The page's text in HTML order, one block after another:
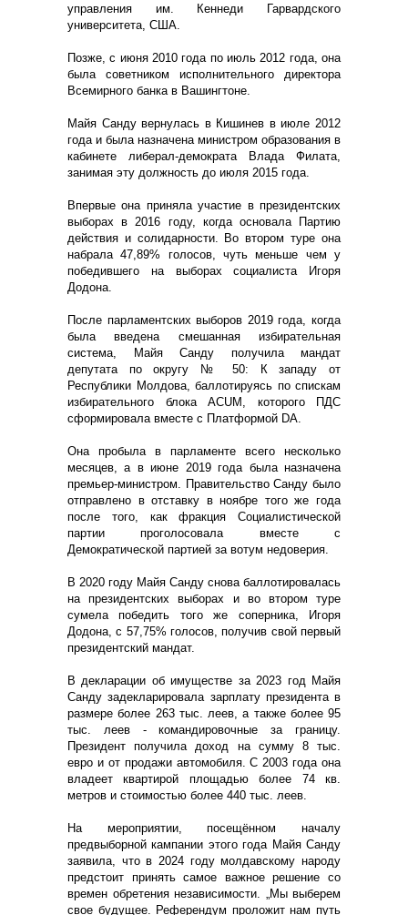
управления им. Кеннеди Гарвардского
университета, США.
Позже, с июня 2010 года по июль 2012 года, она
была советником исполнительного директора
Всемирного банка в Вашингтоне.
Майя Санду вернулась в Кишинев в июле 2012
года и была назначена министром образования в
кабинете либерал-демократа Влада Филата,
занимая эту должность до июля 2015 года.
Впервые она приняла участие в президентских
выборах в 2016 году, когда основала Партию
действия и солидарности. Во втором туре она
набрала 47,89% голосов, чуть меньше чем у
победившего на выборах социалиста Игоря
Додона.
После парламентских выборов 2019 года, когда
была введена смешанная избирательная
система, Майя Санду получила мандат
депутата по округу № 50: К западу от
Республики Молдова, баллотируясь по спискам
избирательного блока ACUM, которого ПДС
сформировала вместе с Платформой DA.
Она пробыла в парламенте всего несколько
месяцев, а в июне 2019 года была назначена
премьер-министром. Правительство Санду было
отправлено в отставку в ноябре того же года
после того, как фракция Социалистической
партии проголосовала вместе с
Демократической партией за вотум недоверия.
В 2020 году Майя Санду снова баллотировалась
на президентских выборах и во втором туре
сумела победить того же соперника, Игоря
Додона, с 57,75% голосов, получив свой первый
президентский мандат.
В декларации об имуществе за 2023 год Майя
Санду задекларировала зарплату президента в
размере более 263 тыс. леев, а также более 95
тыс. леев - командировочные за границу.
Президент получила доход на сумму 8 тыс.
евро и от продажи автомобиля. С 2003 года она
владеет квартирой площадью более 74 кв.
метров и стоимостью более 440 тыс. леев.
На мероприятии, посещённом началу
предвыборной кампании этого года Майя Санду
заявила, что в 2024 году молдавскому народу
предстоит принять самое важное решение со
времен обретения независимости. „Мы выберем
свое будущее. Референдум проложит нам путь